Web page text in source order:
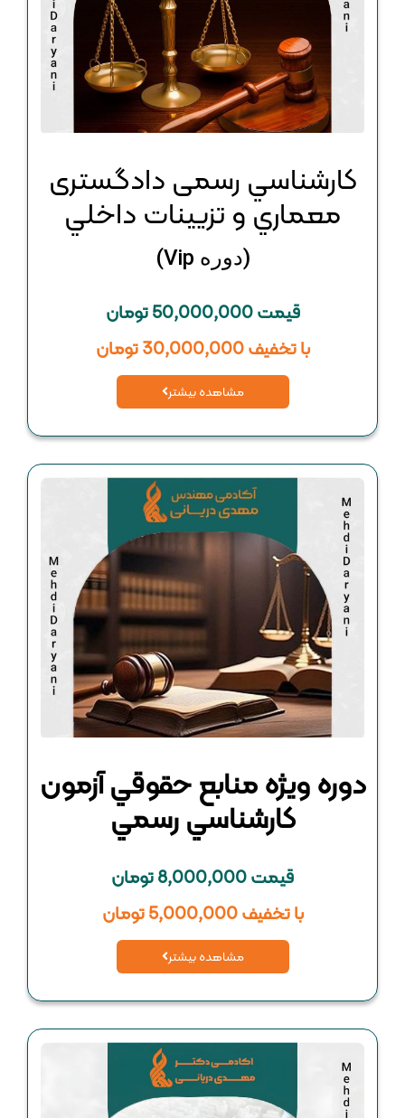
كارشناسي رسمی دادگستری
معماري و تزيينات داخلي
(دوره Vip)
قیمت 50,000,000 تومان
با تخفیف 30,000,000 تومان
مشاهده بیشتر
دوره ويژه منابع حقوقي آزمون
كارشناسي رسمي
قیمت 8,000,000 تومان
با تخفیف 5,000,000 تومان
مشاهده بیشتر